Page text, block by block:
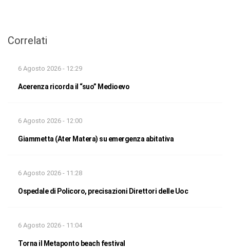
Correlati
6 Agosto 2026 - 12:29
Acerenza ricorda il “suo” Medioevo
6 Agosto 2026 - 12:00
Giammetta (Ater Matera) su emergenza abitativa
6 Agosto 2026 - 11:28
Ospedale di Policoro, precisazioni Direttori delle Uoc
6 Agosto 2026 - 11:04
Torna il Metaponto beach festival